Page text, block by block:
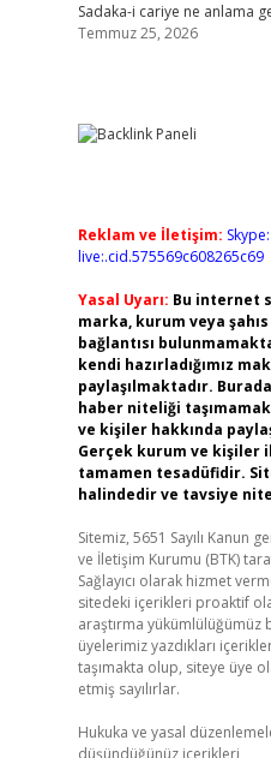
Sadaka-i cariye ne anlama
Temmuz 25, 2026
Reklam ve İletişim: Skype:
live:.cid.575569c608265c69
Yasal Uyarı: Bu internet
marka, kurum veya
bağlantısı
kendi hazırladığımız
paylaşılmaktadır.
haber niteliği
ve kişiler hakkında
Gerçek kurum ve kişiler
tamamen tesadüfidir.
halindedir ve tavsiye
Sitemiz, 5651 Sayılı Kanun
ve İletişim Kurumu (BTK)
Sağlayıcı olarak hizmet
sitedeki içerikleri proaktif
araştırma yükümlülüğümüz
üyelerimiz yazdıkları
taşımakta olup, siteye üye
etmiş sayılırlar.
Hukuka ve yasal
düşündüğünüz içerikleri,